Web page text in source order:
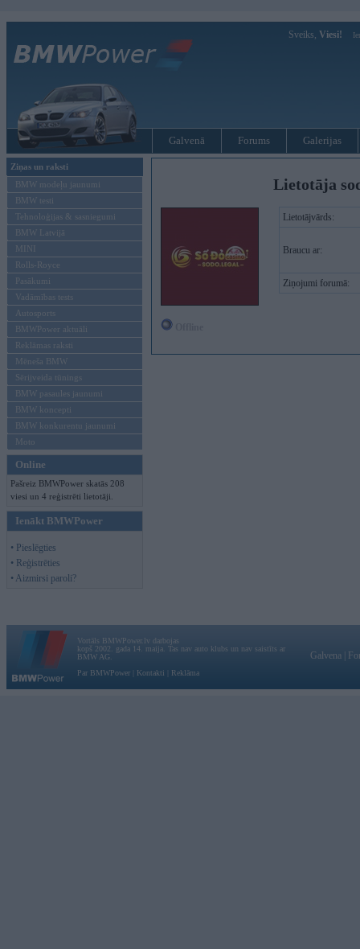
Sveiks, Viesi!
Galvenā Forums Galerijas
Ziņas un raksti
BMW modeļu jaunumi
BMW testi
Tehnoloģijas & sasniegumi
BMW Latvijā
MINI
Rolls-Royce
Pasākumi
Vadāmības tests
Autosports
BMWPower aktuāli
Reklāmas raksti
Mēneša BMW
Sērijveida tūnings
BMW pasaules jaunumi
BMW koncepti
BMW konkurentu jaunumi
Moto
Online
Pašreiz BMWPower skatās 208
viesi un 4 reģistrēti lietotāji.
Ienākt BMWPower
• Pieslēgties
• Reģistrēties
• Aizmirsi paroli?
Lietotāja
Lietotājvārds:
Braucu ar:
Ziņojumi forumā:
Vortāls BMWPower.lv darbojas
kopš 2002. gada 14. maija. Tas nav auto klubs un nav saistīts ar
BMW AG.
Par BMWPower
Kontakti Reklāma
Galvena